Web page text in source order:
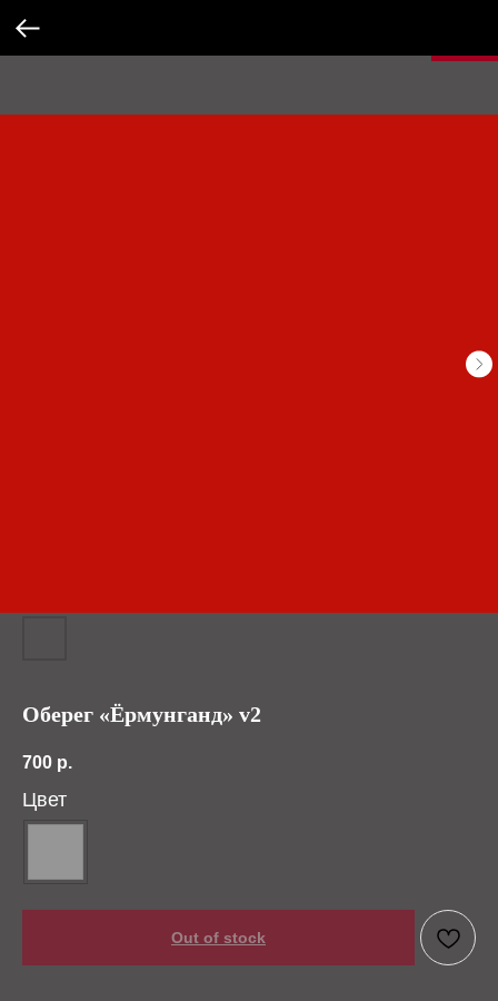
Оберег «Ёрмунганд» v2
700 р.
Цвет
Out of stock